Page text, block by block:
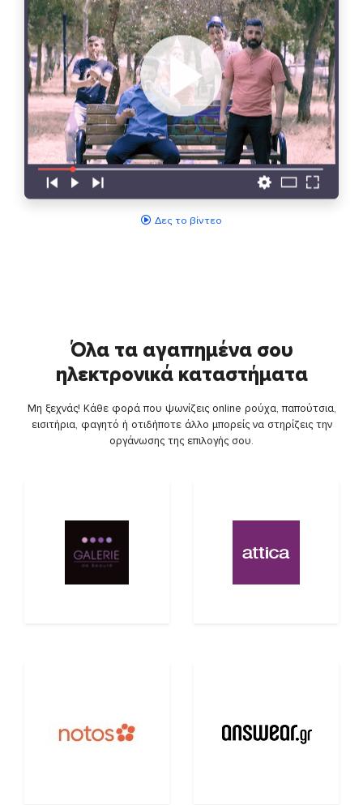
Δες το βίντεο
Όλα τα αγαπημένα σου
ηλεκτρονικά καταστήματα
Μη ξεχνάς! Κάθε φορά που ψωνίζεις online ρούχα, παπούτσια,
εισιτήρια, φαγητό ή οτιδήποτε άλλο μπορείς να στηρίζεις την
οργάνωσης της επιλογής σου.